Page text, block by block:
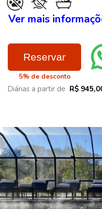
Ver mais
Reservar
5% de desconto
Diárias a partir de R$